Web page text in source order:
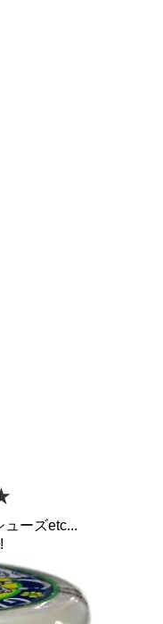
ーズetc...